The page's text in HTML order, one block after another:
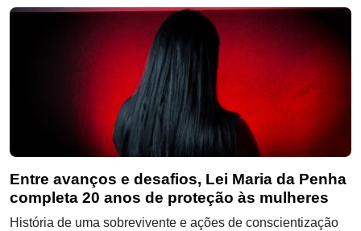
Entre avanços e desafios, Lei Maria da Penha
completa 20 anos de proteção às mulheres
História de uma sobrevivente e ações de conscientização